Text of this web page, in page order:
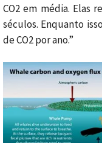
CO2 em média. Elas
séculos. Enquanto
de CO2 por ano.”